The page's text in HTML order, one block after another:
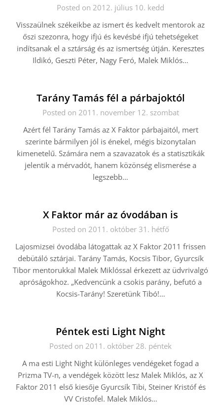
Posted on 2012. július 10. kedd
Visszaülnek székeikbe az ismert és kedvelt mentorok az
őszi szezonra, hogy ifjú és kevésbé ifjú tehetségeket
indítsanak el a sztárság és az ismertség útján. Keresztes
Ildikó, Geszti Péter, Nagy Feró, Malek Miklós…
Tarány Tamás fél a párbajoktól
Posted on 2011. november 12. szombat
Azért fél Tarány Tamás az X Faktor párbajaitól, mert
szerinte bármilyen jól is énekel, mégis bizonytalan
kimenetelű. Számára nem a szavazatok és a statisztikák
jelentik a mérvadót, hanem közönség elismerése a
legszebb…
X Faktor már az óvodában is
Posted on 2011. október 31. hétfő
Lajosmizsei óvodába látogattak az X Faktor 2011 frissen
debütáló sztárjai. Tarány Tamás, Kocsis Tibor, Gyurcsík
Tibor mentorukkal Malek Miklóssal érkezett az üdvrivalgó
apróságokhoz. „Kedvencünk a csokis parány, befutó a
Kocsis-Tarány! Szeretünk Tibó!…
Péntek esti Light Night
Posted on 2011. október 28. péntek
A ma esti Light Night különleges vendégeket fogad a
Prizma TV-n, a vendégek között lesz Malek Miklós, az X
Faktor 2011 első kiesője Gyurcsík Tibi, Steiner Kristóf és
VV Cristofel. Malek Miklós…